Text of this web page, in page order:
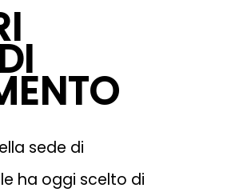
sede di
ha oggi scelto di